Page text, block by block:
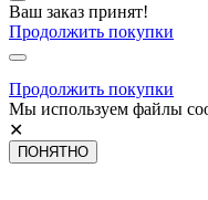
Ваш заказ принят!
Продолжить покупки
Продолжить покупки
Мы используем файлы
✕
ПОНЯТНО